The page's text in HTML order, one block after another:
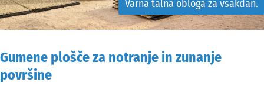
Varna talna obloga za vsakdan.
Gumene plošče za notranje in zunanje
površine